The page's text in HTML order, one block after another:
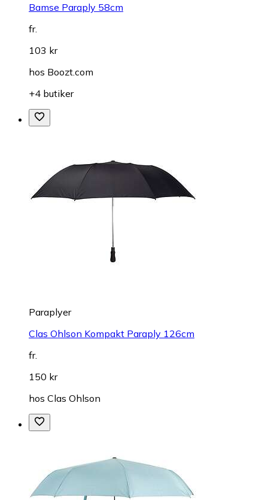
Bamse Paraply 58cm
fr.
103 kr
hos Boozt.com
+4 butiker
Paraplyer
Clas Ohlson Kompakt Paraply 126cm
fr.
150 kr
hos Clas Ohlson